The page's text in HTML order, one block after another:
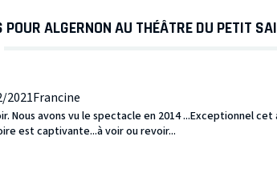
POUR ALGERNON AU THÉÂTRE DU PETIT
2021Francine
Nous avons vu le spectacle en 2014 ...Exceptionnel
est captivante...à voir ou revoir...